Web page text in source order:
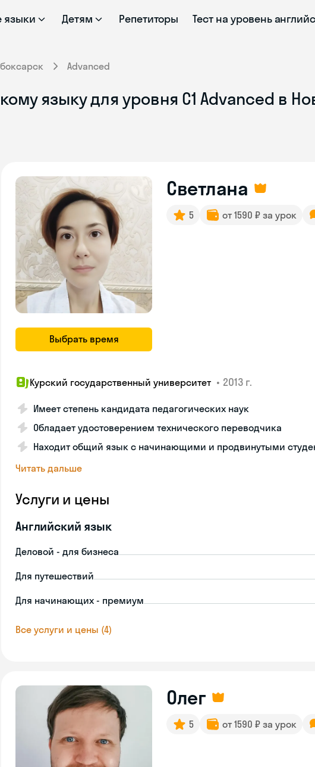
языки Детям Репетиторы Тест на уровень
Advanced
языку для уровня C1 Advanced в
Выбрать время
Светлана
5 от 1590 ₽ за урок
Курский государственный университет • 2013 г.
Имеет степень кандидата педагогических наук
Обладает удостоверением технического переводчика
Находит общий язык с начинающими и продвинутыми
Читать дальше
Услуги и цены
Английский язык
Деловой - для бизнеса
Для путешествий
Для начинающих - премиум
Все услуги и цены (4)
Олег
5 от 1590 ₽ за урок